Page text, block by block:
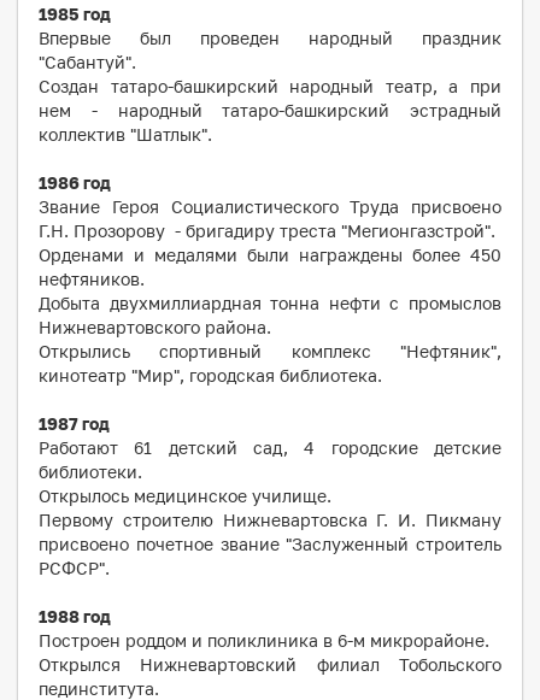
1985 год
Впервые был проведен народный праздник
"Сабантуй".
Создан татаро-башкирский народный театр, а при
нем - народный татаро-башкирский эстрадный
коллектив "Шатлык".
1986год
Звание Героя Социалистического Труда присвоено
Г.Н. Прозорову - бригадиру треста "Мегионгазстрой".
Орденами и медалями были награждены более 450
нефтяников.
Добыта двухмиллиардная тонна нефти с промыслов
Нижневартовского района.
Открылись спортивный комплекс "Нефтяник",
кинотеатр "Мир", городская библиотека.
1987год
Работают 61 детский сад, 4 городские детские
библиотеки.
Открылось медицинское училище.
Первому строителю Нижневартовска Г. И. Пикману
присвоено почетное звание "Заслуженный строитель
РСФСР".
1988год
Построен роддом и поликлиника в 6-м микрорайоне.
Открылся Нижневартовский филиал Тобольского
пединститута.